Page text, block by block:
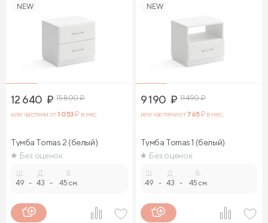
NEW
12 640 ₽ 15 800₽
или частями от1 053₽ в мес.
Тумба Tomas 2 (белый)
Без оценок
49 -
Д.
43 -
В.
45 см.
NEW
9 190 ₽ 11 490₽
или частями от765₽ в мес.
Тумба Tomas 1 (белый)
Без оценок
49 -
Д.
43 -
В.
45 см.